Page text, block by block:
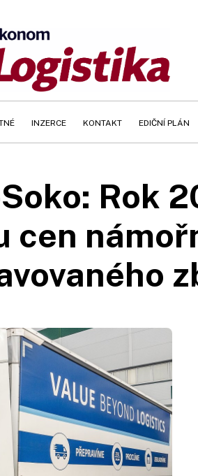
INZERCE KONTAKT EDIČNÍ PLÁN
Rok
cen